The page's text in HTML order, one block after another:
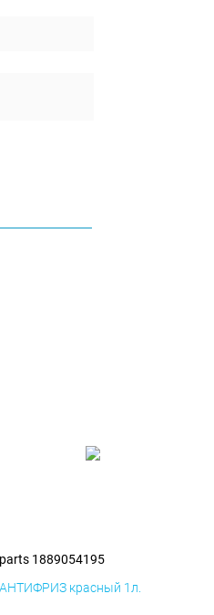
parts 1889054195
АНТИФРИЗ красный 1л.